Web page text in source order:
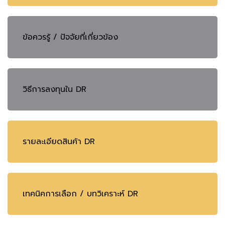
ข้อควรรู้ / ปัจจัยที่เกี่ยวข้อง
วิธีการลงทุนใน DR
รายละเอียดสินค้า DR
เทคนิคการเลือก / บทวิเคราะห์ DR